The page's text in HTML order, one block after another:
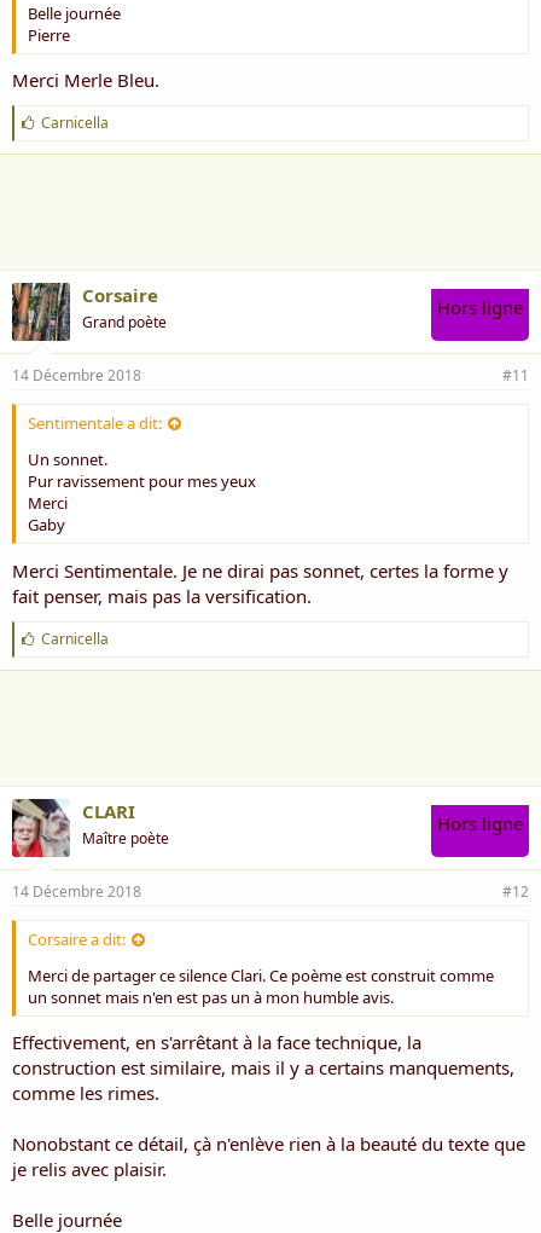
Belle journée
Pierre
Merci Merle Bleu.
J
'
a
Carnicella
Corsaire
Grand poète
Hors ligne
14 Décembre 2018 #11
Sentimentale a dit:
Un sonnet.
Pur ravissement pour mes yeux
Merci
Gaby
Merci Sentimentale. Je ne dirai pas sonnet, certes la forme y
fait penser, mais pas la versification.
J
'
a
Carnicella
CLARI
Maître poète
Hors ligne
14 Décembre 2018 #12
Corsaire a dit:
Merci de partager ce silence Clari. Ce poème est construit comme
un sonnet mais n'en est pas un à mon humble avis.
Effectivement, en s'arrêtant à la face technique, la
construction est similaire, mais il y a certains manquements,
comme les rimes.
Nonobstant ce détail, çà n'enlève rien à la beauté du texte que
je relis avec plaisir.
Belle journée